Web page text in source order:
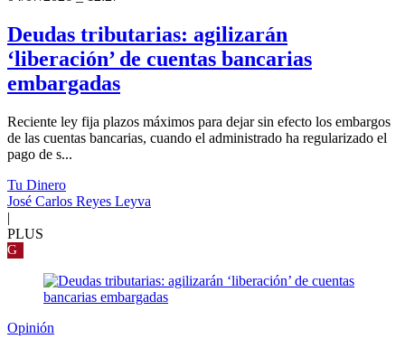
Deudas tributarias: agilizarán
‘liberación’ de cuentas bancarias
embargadas
Reciente ley fija plazos máximos para dejar sin efecto los embargos
de las cuentas bancarias, cuando el administrado ha regularizado el
pago de s...
Tu Dinero
José Carlos Reyes Leyva
|
PLUS
G
Opinión